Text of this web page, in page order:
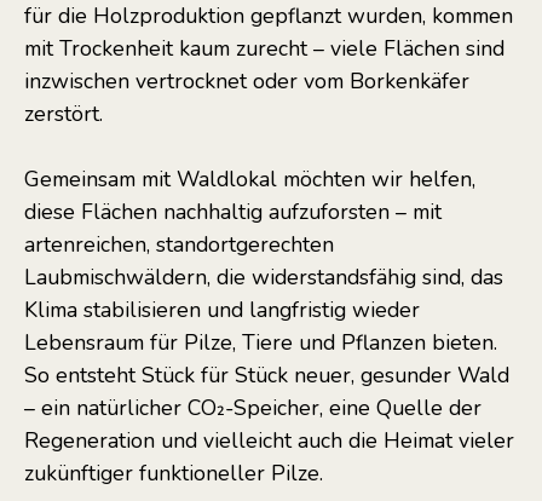
für die Holzproduktion gepflanzt wurden, kommen
mit Trockenheit kaum zurecht – viele Flächen sind
inzwischen vertrocknet oder vom Borkenkäfer
zerstört.
Gemeinsam mit Waldlokal möchten wir helfen,
diese Flächen nachhaltig aufzuforsten – mit
artenreichen, standortgerechten
Laubmischwäldern, die widerstandsfähig sind, das
Klima stabilisieren und langfristig wieder
Lebensraum für Pilze, Tiere und Pflanzen bieten.
So entsteht Stück für Stück neuer, gesunder Wald
– ein natürlicher CO₂-Speicher, eine Quelle der
Regeneration und vielleicht auch die Heimat vieler
zukünftiger funktioneller Pilze.